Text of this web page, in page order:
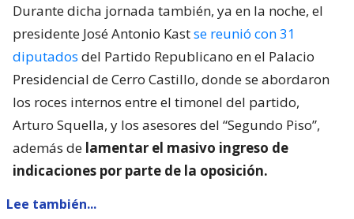
Durante dicha jornada también, ya en la noche, el
presidente José Antonio Kastse reunió con 31
diputados del Partido Republicano en el Palacio
Presidencial de Cerro Castillo, donde se abordaron
los roces internos entre el timonel del partido,
Arturo Squella, y los asesores del “Segundo Piso”,
además de lamentar el masivo ingreso de
indicaciones por parte de la oposición.
Lee también...